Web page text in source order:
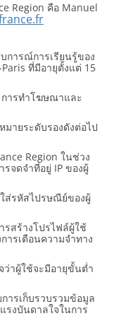
Region คือ Manuel
การณ์การเรียนรู้ของ
ที่มีอายุตั้งแต่ 15
การทำโฆษณาและ
มายระดับรองดังต่อไป
Region ในช่วง
จดจำที่อยู่ IP ของผู้
ส่รหัสไปรษณีย์ของผู้
รสร้างโปรไฟล์ผู้ใช้
ารเตือนความจำทาง
ว่าผู้ใช้จะมีอายุขั้นต่ำ
ารเก็บรวบรวมข้อมูล
รงบันดาลใจในการ